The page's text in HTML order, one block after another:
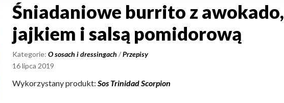
Śniadaniowe burrito z awokado,
jajkiem i salsą pomidorową
Kategorie:O sosach i dressingach /Przepisy
16 lipca 2019
Wykorzystany produkt:Sos Trinidad Scorpion